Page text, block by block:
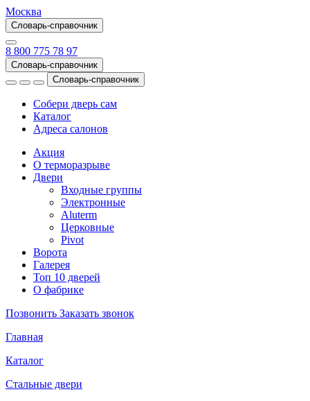
Москва
Словарь-справочник
8 800 775 78 97
Словарь-справочник
Словарь-справочник
Собери дверь сам
Каталог
Адреса салонов
Акция
О терморазрыве
Двери
Входные группы
Электронные
Aluterm
Церковные
Pivot
Ворота
Галерея
Топ 10 дверей
О фабрике
Позвонить Заказать звонок
Главная
Каталог
Стальные двери